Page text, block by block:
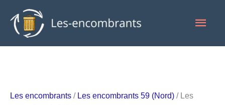
contenu
Les encombrants / Les encombrants 59 (Nord) / Les